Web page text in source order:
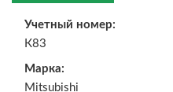
Учетный номер:
К83
Марка:
Mitsubishi